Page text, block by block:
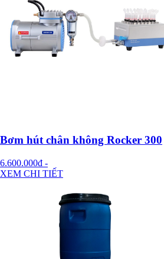
Bơm hút chân không Rocker 300
6.600.000đ -
XEM CHI TIẾT